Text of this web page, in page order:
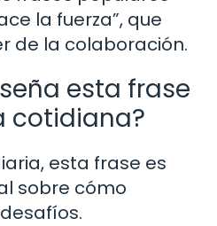
la fuerza”, que
de la colaboración.
esta frase
cotidiana?
esta frase es
sobre cómo